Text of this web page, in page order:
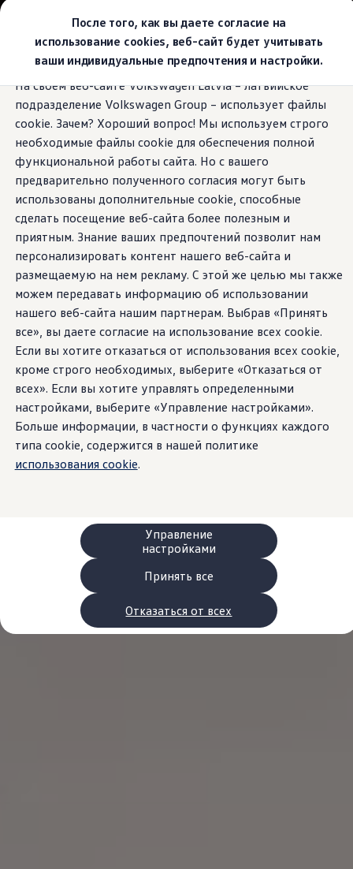
После того, как вы даете согласие на
использование cookies, веб-сайт будет учитывать
ваши индивидуальные предпочтения и настройки.
На своем веб-сайте Volkswagen Latvia – латвийское
подразделение Volkswagen Group – использует файлы
cookie. Зачем? Хороший вопрос! Мы используем строго
необходимые файлы cookie для обеспечения полной
функциональной работы сайта. Но с вашего
предварительно полученного согласия могут быть
использованы дополнительные cookie, способные
сделать посещение веб-сайта более полезным и
приятным. Знание ваших предпочтений позволит нам
персонализировать контент нашего веб-сайта и
размещаемую на нем рекламу. С этой же целью мы также
можем передавать информацию об использовании
нашего веб-сайта нашим партнерам. Выбрав «Принять
все», вы даете согласие на использование всех cookie.
Если вы хотите отказаться от использования всех cookie,
кроме строго необходимых, выберите «Отказаться от
всех». Если вы хотите управлять определенными
настройками, выберите «Управление настройками».
Больше информации, в частности о функциях каждого
типа cookie, содержится в нашей политике
использования cookie.
Принять все
Отказаться от всех
Управление
настройками
основному
содержанию
нижнему
колонтитулу
Выбери свой Volkswagen
Модельный ряд
Новый ID.Cross
Открой для себя семейство внедорожников
Предложения и услуги
Юбилейное предложение
Автомобильный онлайн-магазин Volkswagen
Обмен автомобилей
Лизинг Volkswagen
Гарантия
Бесплатная регистрация для вашего нового
Взаимодействие в сети простыми словами
VW Connect
Активация
Все службы
VW Connect для Вашего ID.
Обновления (Upgrades)
Car-Net
App-Connect
Fleet Interface Data
O Volkswagen
Получи больше
Владельцы и услуги
Сервис и запчасти
Преимущества Volkswagen
Техобслуживание
Ремонт и проверки
Моторное масло и технические жидкости
Колеса и шины
Помощь при авариях и поломках
Обслуживание автомобилей
Аксессуары
Персонализация
Настенная зарядная станция и кабели для
Важная информация для клиентов
Переработка и возврат продукции
Кампании по отзыву автомобилей
Предупредительные и контрольные
Обновления программного обеспечения
Обновления программного обеспечения для